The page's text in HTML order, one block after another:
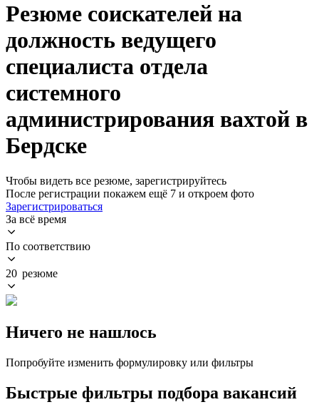
Резюме соискателей на
должность ведущего
специалиста отдела
системного
администрирования вахтой в
Бердске
Чтобы видеть все резюме, зарегистрируйтесь
После регистрации покажем ещё 7 и откроем фото
Зарегистрироваться
За всё время
По соответствию
20 резюме
Ничего не нашлось
Попробуйте изменить формулировку или фильтры
Быстрые фильтры подбора вакансий